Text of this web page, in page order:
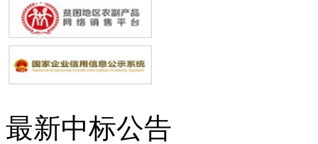
最新中标公告